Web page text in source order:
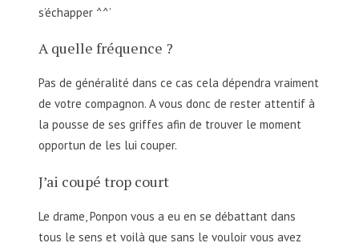
s’échapper ^^’
A quelle fréquence ?
Pas de généralité dans ce cas cela dépendra vraiment
de votre compagnon. A vous donc de rester attentif à
la pousse de ses griffes afin de trouver le moment
opportun de les lui couper.
J’ai coupé trop court
Le drame, Ponpon vous a eu en se débattant dans
tous le sens et voilà que sans le vouloir vous avez